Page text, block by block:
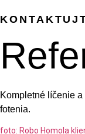
Kompletné líčenie
fotenia.
foto: Robo Homola